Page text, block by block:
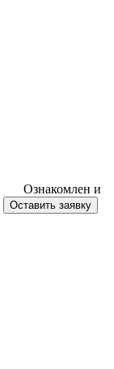
Ознакомлен и
Оставить заявку